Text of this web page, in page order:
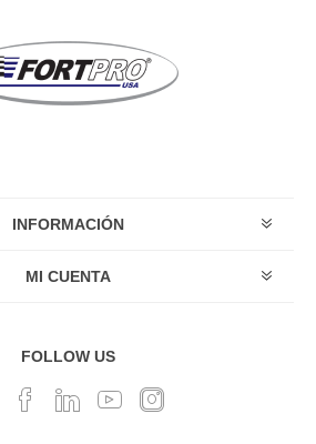
INFORMACIÓN
MI CUENTA
FOLLOW US